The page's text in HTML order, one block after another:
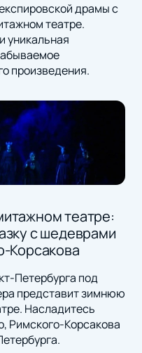
драмы с
театре.
уникальная
произведения.
театре:
с шедеврами
Корсакова
Петербурга под
представит зимнюю
Насладитесь
Римского-Корсакова